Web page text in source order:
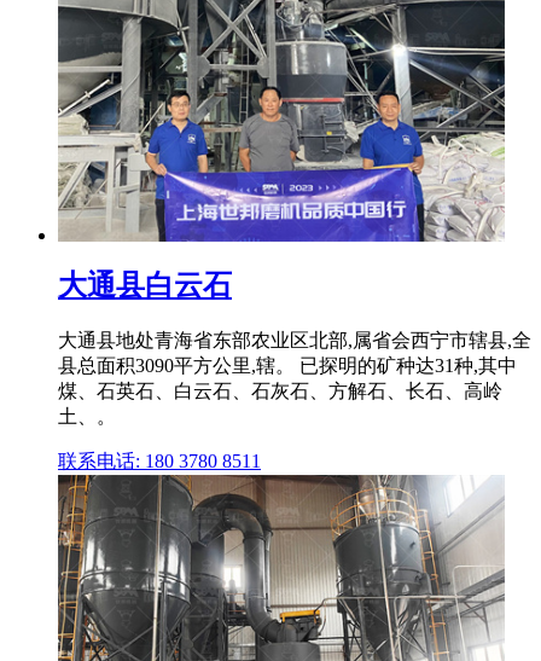
大通县白云石
大通县地处青海省东部农业区北部,属省会西宁市辖县,全
县总面积3090平方公里,辖。 已探明的矿种达31种,其中
煤、石英石、白云石、石灰石、方解石、长石、高岭
土、。
联系电话: 180 3780 8511